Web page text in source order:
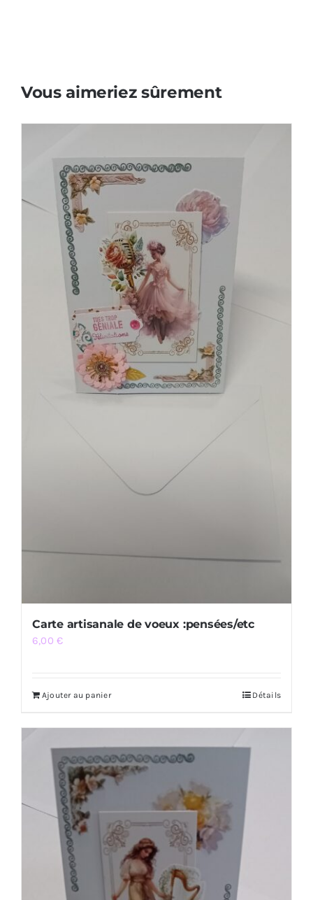
Vous aimeriez sûrement
Carte artisanale de voeux :pensées/etc
6,00€
Ajouter au panier Détails